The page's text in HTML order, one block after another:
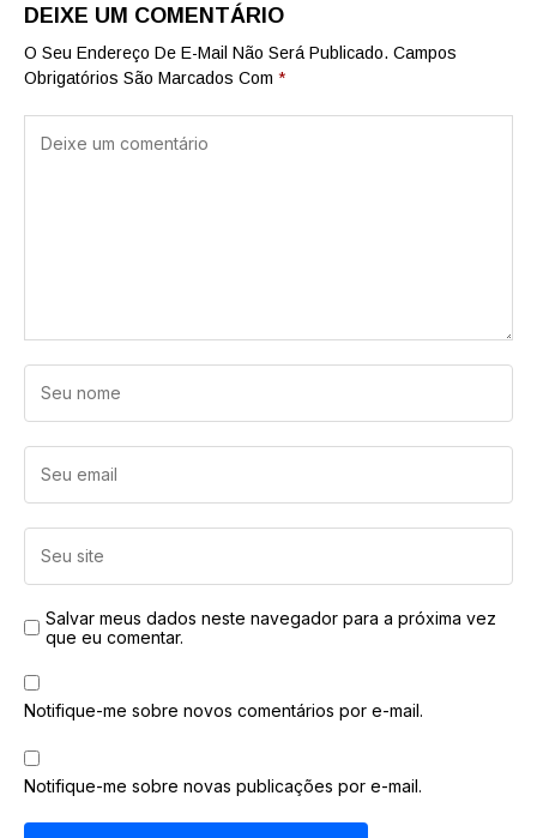
DEIXE UM COMENTÁRIO
O Seu Endereço De E-Mail Não Será Publicado. Campos
Obrigatórios São Marcados Com *
Salvar meus dados neste navegador para a próxima vez
que eu comentar.
Notifique-me sobre novos comentários por e-mail.
Notifique-me sobre novas publicações por e-mail.